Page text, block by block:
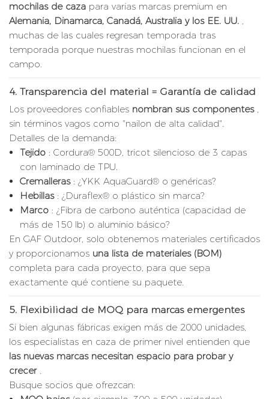
mochilas de caza para varias marcas premium en
Alemania, Dinamarca, Canadá, Australia y los EE. UU. ,
muchas de las cuales regresan temporada tras
temporada porque nuestras mochilas funcionan en el
campo.
4. Transparencia del material = Garantía de calidad
Los proveedores confiables nombran sus componentes,
sin términos vagos como "nailon de alta calidad".
Detalles de la demanda:
Tejido : Cordura® 500D, tricot silencioso de 3 capas
con laminado de TPU.
Cremalleras: ¿YKK AquaGuard® o genéricas?
Hebillas: ¿Duraflex® o plástico sin marca?
Marco : ¿Fibra de carbono auténtica (capacidad de
más de 150 lb) o aluminio básico?
En GAF Outdoor, solo obtenemos materiales certificados
y proporcionamos una lista de materiales (BOM)
completa para cada proyecto, para que sepa
exactamente qué contiene su paquete.
5. Flexibilidad de MOQ para marcas emergentes
Si bien algunas fábricas exigen más de 2000 unidades,
los especialistas en caza de primer nivel entienden que
las nuevas marcas necesitan espacio para probar y
crecer.
Busque socios que ofrezcan: